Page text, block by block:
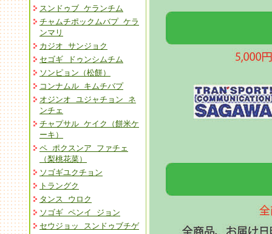
スンドゥブ ケランチム
チャムチポックムバプ ケラ
ンマリ
カジオ サンジョク
セゴギ ドゥンシムチム
ソンピョン（松餅）
コンナムル キムチバプ
オジンオ ユジャチョン ネ
ンチェ
チャプサル ケイク（餅米ケ
ーキ）
ペ ポクスンア ファチェ
（梨桃花菜）
ソゴギユクチョン
トラングク
タンス ウロク
ソゴギ ペンイ ジョン
セウジョッ スンドゥブチゲ